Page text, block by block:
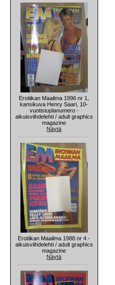
Erotiikan Maailma 1996 nr 1,
kansikuva Henry Saari, 10-
vuotistuplanumero -
aikuisviihdelehti / adult graphics
magazine
Näytä
Erotiikan Maailma 1988 nr 4 -
aikuisviihdelehti / adult graphics
magazine
Näytä